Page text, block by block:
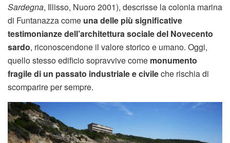
Sardegna, Illisso, Nuoro 2001), descrisse la colonia marina
di Funtanazza come una delle più significative
testimonianze dell’architettura sociale del Novecento
sardo, riconoscendone il valore storico e umano. Oggi,
quello stesso edificio sopravvive come monumento
fragile di un passato industriale e civileche rischia di
scomparire per sempre.